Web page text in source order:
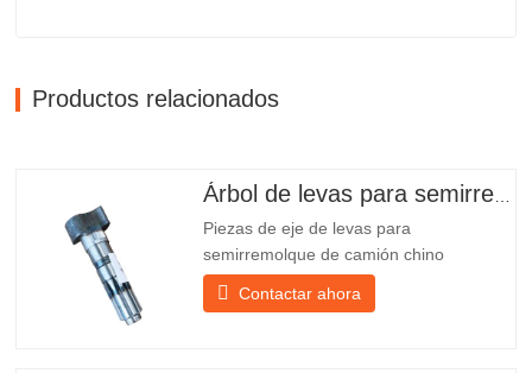
Productos relacionados
Piezas de eje de levas para
semirremolque de camión chino
PO218971, muy vendidas Presupuesto
Producto Repuestos para remolques
Contactar ahora